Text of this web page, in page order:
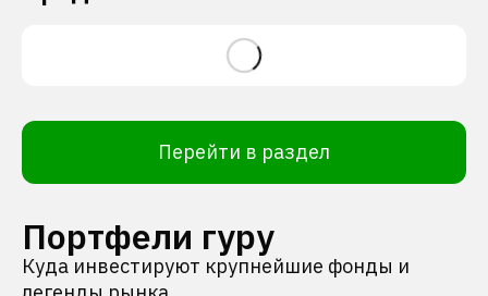
Перейти в раздел
Портфели гуру
Куда инвестируют крупнейшие фонды и